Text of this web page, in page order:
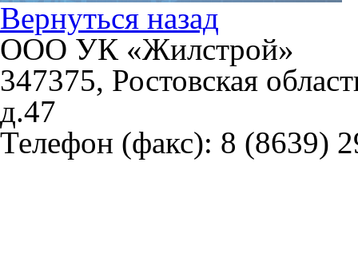
Вернуться назад
ООО УК «Жилстрой»
347375, Ростовская
д.47
Телефон (факс): 8 (8639)